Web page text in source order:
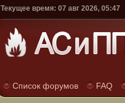
Текущее время: 07 авг 2026, 05:47
Список форумов FAQ